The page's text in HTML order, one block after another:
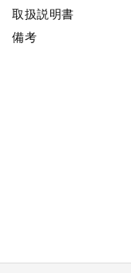
取扱説明書
備考